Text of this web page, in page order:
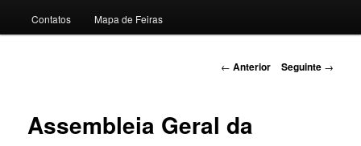
Contatos Mapa de Feiras
Navegação
← Anterior Seguinte →
Assembleia Geral da